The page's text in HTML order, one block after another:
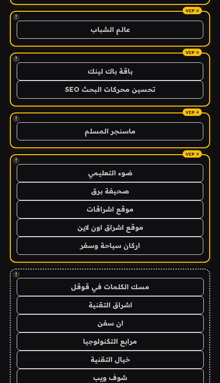
!
عالم الشباب
!
باقة باك لينك
تحسين محركات البحث SEO
!
ماسنجر المسلم
!
ضوء التعليمي
صحيفة برق
موقع اشراقات
موقع اشراق اون لاين
اركان سياحة وسفر
!
مسك الكلمات في قوقل
اشراق التقنية
ان سفن
مرابع التكنولوجيا
خيال التقنية
شوف ويب